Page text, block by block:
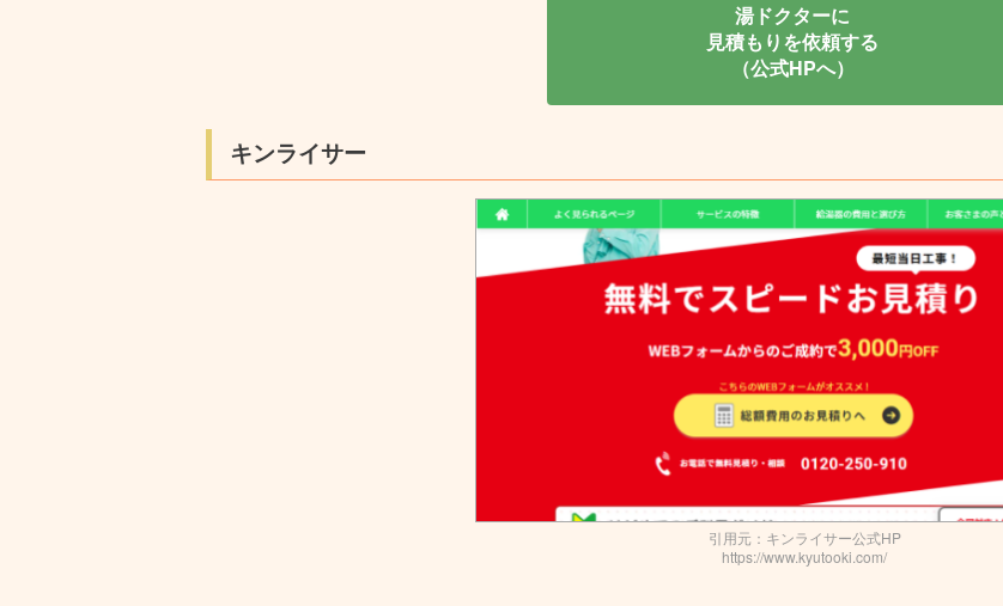
湯ドクターに
見積もりを依頼する
（公式HPへ）
キンライサー
引用元：キンライサー公式HP
https://www.kyutooki.com/